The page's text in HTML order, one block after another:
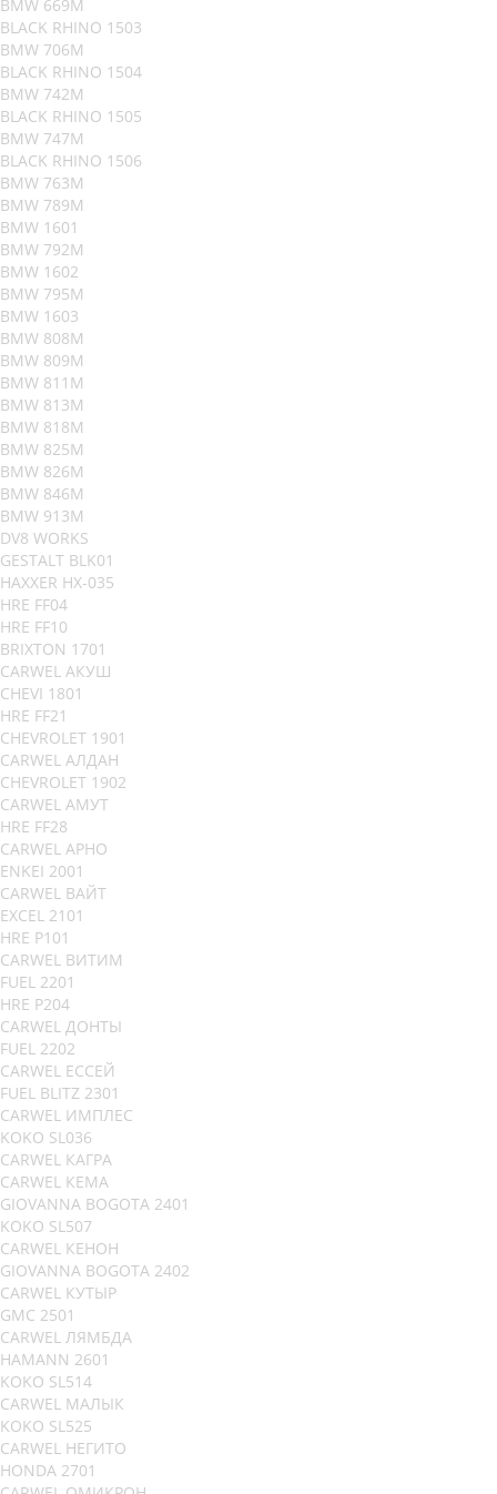
BMW 669M
BLACK RHINO 1503
BMW 706M
BLACK RHINO 1504
BMW 742M
BLACK RHINO 1505
BMW 747M
BLACK RHINO 1506
BMW 763M
BMW 789M
BMW 1601
BMW 792M
BMW 1602
BMW 795M
BMW 1603
BMW 808M
BMW 809M
BMW 811M
BMW 813M
BMW 818M
BMW 825M
BMW 826M
BMW 846M
BMW 913M
DV8 WORKS
GESTALT BLK01
HAXXER HX-035
HRE FF04
HRE FF10
BRIXTON 1701
CARWEL АКУШ
CHEVI 1801
HRE FF21
CHEVROLET 1901
CARWEL АЛДАН
CHEVROLET 1902
CARWEL АМУТ
HRE FF28
CARWEL АРНО
ENKEI 2001
CARWEL ВАЙТ
EXCEL 2101
HRE P101
CARWEL ВИТИМ
FUEL 2201
HRE P204
CARWEL ДОНТЫ
FUEL 2202
CARWEL ЕССЕЙ
FUEL BLITZ 2301
CARWEL ИМПЛЕС
KOKO SL036
CARWEL КАГРА
CARWEL КЕМА
GIOVANNA BOGOTA 2401
KOKO SL507
CARWEL КЕНОН
GIOVANNA BOGOTA 2402
CARWEL КУТЫР
GMC 2501
CARWEL ЛЯМБДА
HAMANN 2601
KOKO SL514
CARWEL МАЛЫК
KOKO SL525
CARWEL НЕГИТО
HONDA 2701